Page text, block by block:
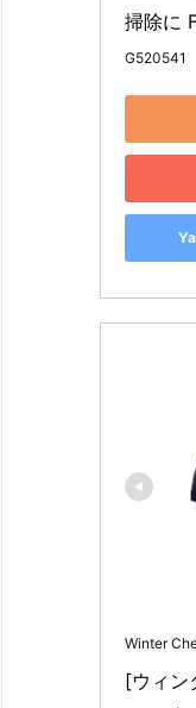
掃除に
G520541
Winter
[ウィン